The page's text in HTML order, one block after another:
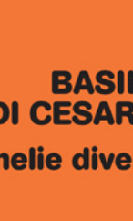
AGGIUNGI AL CARRELLO